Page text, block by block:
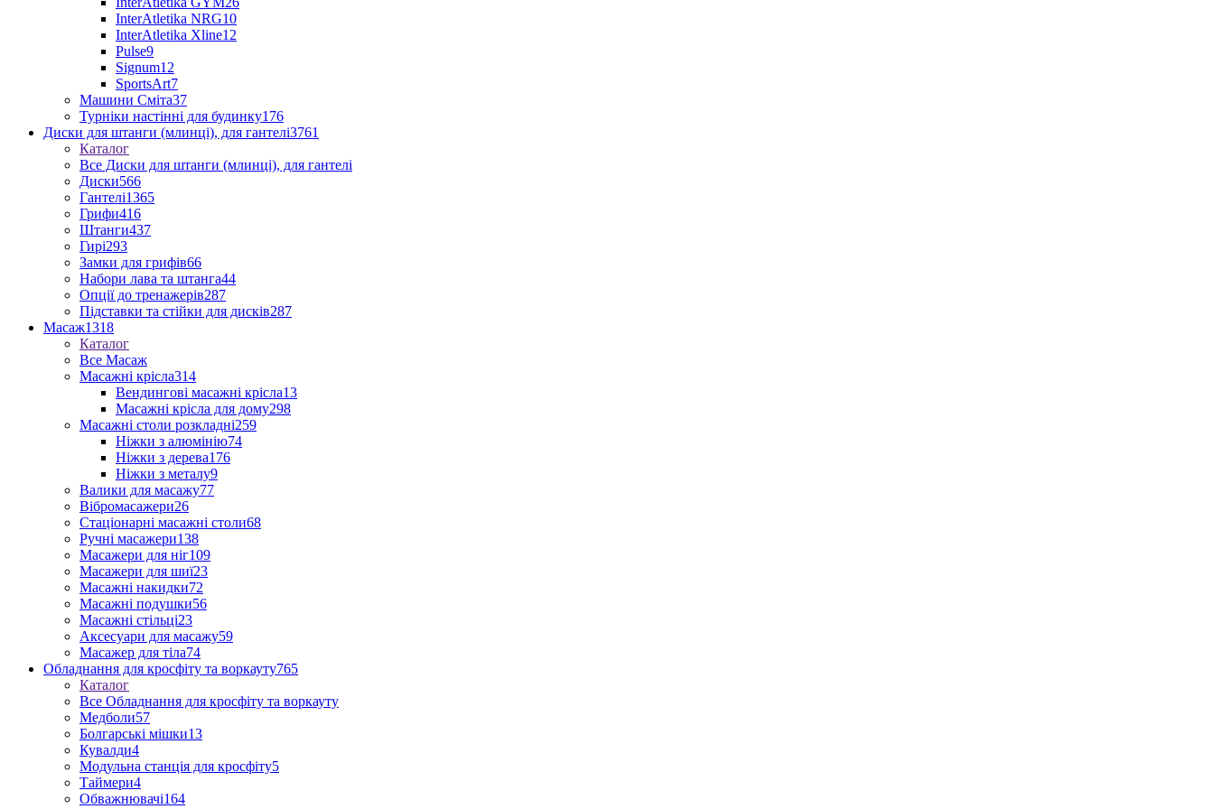
InterAtletika NRG10
InterAtletika Xline12
Pulse9
Signum12
SportsArt7
Машини Сміта37
Турніки настінні для будинку176
Диски для штанги (млинці), для гантелі3761
Каталог
Все Диски для штанги (млинці), для гантелі
Диски566
Гантелі1365
Грифи416
Штанги437
Гирі293
Замки для грифів66
Набори лава та штанга44
Опції до тренажерів287
Підставки та стійки для дисків287
Масаж1318
Каталог
Все Масаж
Масажні крісла314
Вендингові масажні крісла13
Масажні крісла для дому298
Масажні столи розкладні259
Ніжки з алюмінію74
Ніжки з дерева176
Ніжки з металу9
Валики для масажу77
Вібромасажери26
Стаціонарні масажні столи68
Ручні масажери138
Масажери для ніг109
Масажери для шиї23
Масажні накидки72
Масажні подушки56
Масажні стільці23
Аксесуари для масажу59
Масажер для тіла74
Обладнання для кросфіту та воркауту765
Каталог
Все Обладнання для кросфіту та воркауту
Медболи57
Болгарські мішки13
Кувалди4
Модульна станція для кросфіту5
Таймери4
Обважнювачі164